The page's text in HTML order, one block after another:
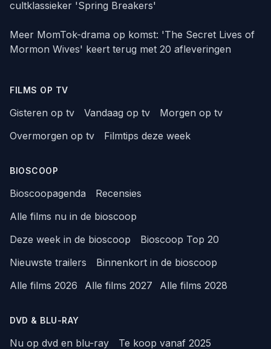
cultklassieker 'Spring Breakers'
Meer MomTok-drama op komst: 'The Secret Lives of
Mormon Wives' keert terug met 20 afleveringen
FILMS OP TV
Gisteren op tv Vandaag op tv
Morgen op tv
Overmorgen op tv
Filmtips deze week
BIOSCOOP
Bioscoopagenda
Recensies
Alle films nu in de bioscoop
Deze week in de bioscoop
Bioscoop Top 20
Nieuwste trailers
Binnenkort in de bioscoop
Alle films 2026
Alle films 2027 Alle films 2028
DVD & BLU-RAY
Nu op dvd en blu-ray
Te koop vanaf 2025